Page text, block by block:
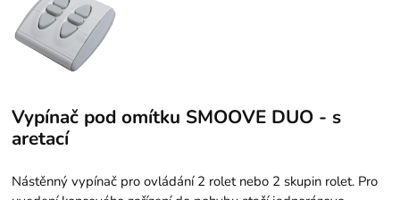
Vypínač pod omítku SMOOVE DUO - s
aretací
Nástěnný vypínač pro ovládání 2 rolet nebo 2 skupin rolet. Pro